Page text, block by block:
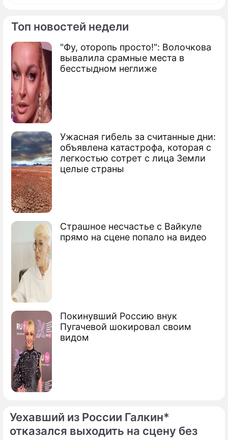
Топ новостей недели
"Фу, оторопь просто!": Волочкова
вывалила срамные места в
бесстыдном неглиже
Ужасная гибель за считанные дни:
объявлена катастрофа, которая с
легкостью сотрет с лица Земли
целые страны
Страшное несчастье с Вайкуле
прямо на сцене попало на видео
Покинувший Россию внук
Пугачевой шокировал своим
видом
По теме
Продолжение: Больше ста
В 1975 году на станции Купавна под
Москвой потерпела крушение
электричка: погибли 18 человек
Катастрофы СССР
Уехавший из России Галкин*
отказался выходить на сцену без